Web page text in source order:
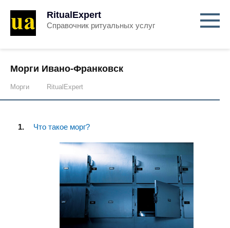
RitualExpert
Справочник ритуальных услуг
Морги Ивано-Франковск
Морги RitualExpert
Что такое морг?